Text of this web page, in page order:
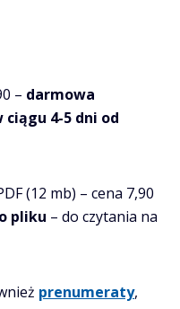
– darmowa
4-5 dni od
(12 mb) – cena 7,90
pliku – do czytania na
prenumeraty,